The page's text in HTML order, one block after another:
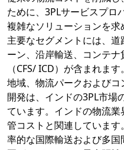
ために、3PLサービスプロ
複雑なソリューションを求
主要なセグメントには、
ーン、沿岸輸送、コンテ
（CFS/ ICD）が含まれま
地域、物流パークおよび
開発は、インドの3PL市場
ています。インドの物流
管コストと関連していま
率的な国際輸送および多